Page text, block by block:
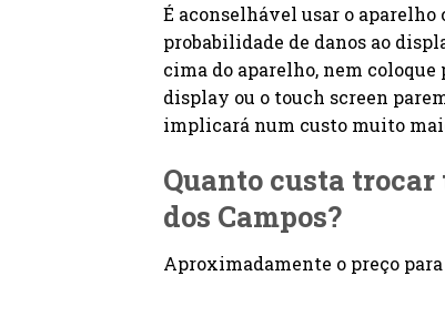
É aconselhável usar o
probabilidade de danos ao
cima do aparelho, nem coloque
display ou o touch screen
implicará num custo muito
Quanto custa trocar
dos Campos?
Aproximadamente o preço para